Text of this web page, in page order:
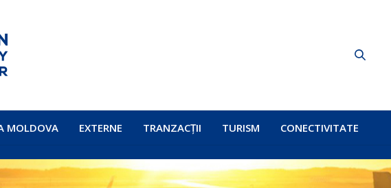
MOLDOVA EXTERNE TRANZACȚII TURISM CONECTIVITATE